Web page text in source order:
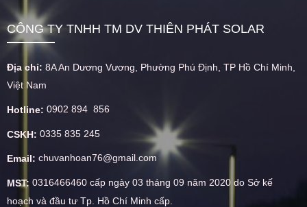
CÔNG TY TNHH TM DV THIÊN PHÁT SOLAR
Địa chỉ: 8A An Dương Vương, Phường Phú Định, TP Hồ Chí Minh,
Việt Nam
Hotline: 0902 894 856
CSKH: 0335 835 245
Email: chuvanhoan76@gmail.com
MST: 0316466460 cấp ngày 03 tháng 09 năm 2020 do Sở kế
hoạch và đầu tư Tp. Hồ Chí Minh cấp.